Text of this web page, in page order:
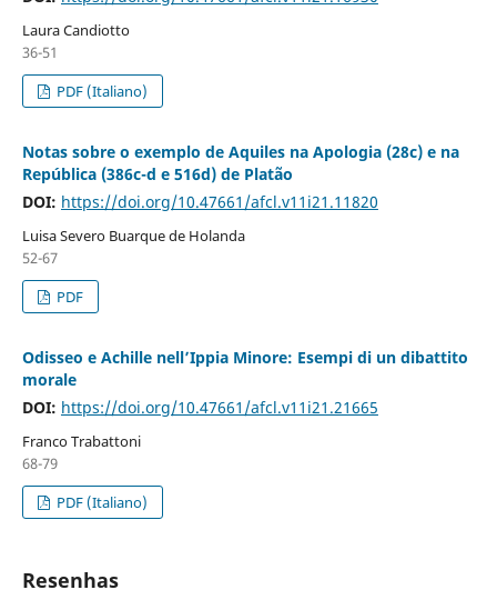
Laura Candiotto
36-51
PDF (Italiano)
Notas sobre o exemplo de Aquiles na Apologia (28c) e na
República (386c-d e 516d) de Platão
DOI: https://doi.org/10.47661/afcl.v11i21.11820
Luisa Severo Buarque de Holanda
52-67
PDF
Odisseo e Achille nell’Ippia Minore: Esempi di un dibattito
morale
DOI: https://doi.org/10.47661/afcl.v11i21.21665
Franco Trabattoni
68-79
PDF (Italiano)
Resenhas